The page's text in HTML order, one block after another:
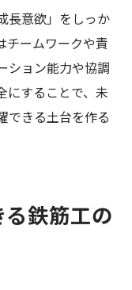
長意欲」をしっか
チームワークや責
ション能力や協調
にすることで、未
できる土台を作る
鉄筋工の